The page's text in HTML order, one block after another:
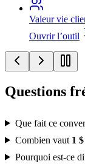
Valeur vie
Ouvrir l’outil
Questions
Que fait ce
Combien vaut 1 $
Pourquoi est-ce